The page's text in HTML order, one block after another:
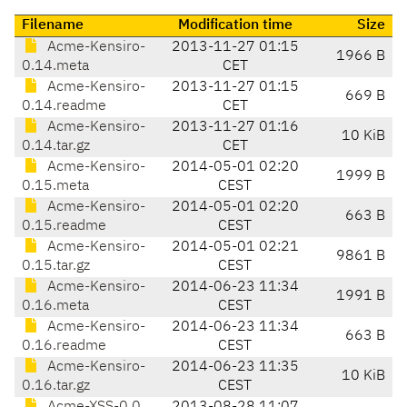
Filename Modification time
Size
Acme-Kensiro-
0.14.meta
2013-11-27 01:15
CET
1966 B
Acme-Kensiro-
0.14.readme
2013-11-27 01:15
CET
669 B
Acme-Kensiro-
0.14.tar.gz
2013-11-27 01:16
CET
10 KiB
Acme-Kensiro-
0.15.meta
2014-05-01 02:20
CEST
1999 B
Acme-Kensiro-
0.15.readme
2014-05-01 02:20
CEST
663 B
Acme-Kensiro-
0.15.tar.gz
2014-05-01 02:21
CEST
9861 B
Acme-Kensiro-
0.16.meta
2014-06-23 11:34
CEST
1991 B
Acme-Kensiro-
0.16.readme
2014-06-23 11:34
CEST
663 B
Acme-Kensiro-
0.16.tar.gz
2014-06-23 11:35
CEST
10 KiB